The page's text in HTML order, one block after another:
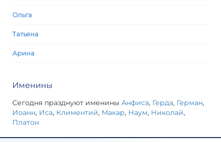
Ольга
Татьяна
Арина
Именины
Сегодня празднуют именины Анфиса, Герда, Герман,
Иоанн, Иса, Климентий, Макар, Наум, Николай,
Платон